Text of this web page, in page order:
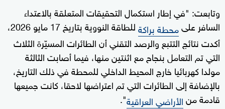
وتابعت: "في إطار استكمال التحقيقات المتعلقة بالاعتداء
السافر علىمحطة براكة
للطاقة النووية بتاريخ 17 مايو 2026،
أكدت نتائج التتبع والرصد التقني أن الطائرات المسيّرة الثلاث
التي تم التعامل بنجاح مع اثنتين منها، فيما أصابت الثالثة
مولدا كهربائيا خارج المحيط الداخلي للمحطة في ذلك التاريخ،
بالإضافة إلى الطائرات التي تم اعتراضها لاحقا، كانت جميعها
قادمة منالأراضي العراقية".